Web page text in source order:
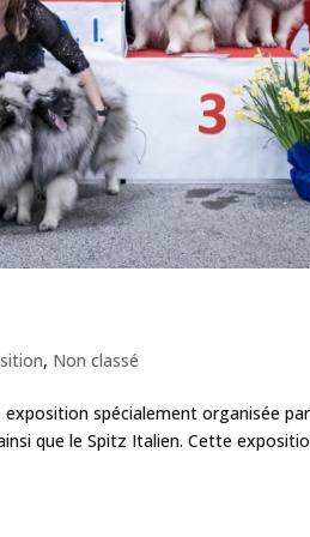
, Non classé
spécialement organisée par
que le Spitz Italien. Cette